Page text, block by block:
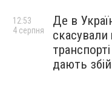
Де в
скасували
дають збій
12:53
4 серпня